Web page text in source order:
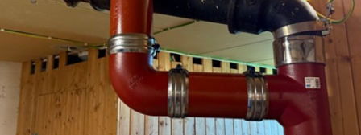
– Trygghet er viktig. Produktene våre har vært med omtrent like
lenge som oss, og vi kjenner de forskjellige merkene ut og inn,
og har veldig god kontakt mot fabrikkene og alt som er. Her får
du kvalitet, ikke minst på verkstedet; vi har folk som har vært
her i over 30 år og som fortsatt står og skrur, smiler Jan.